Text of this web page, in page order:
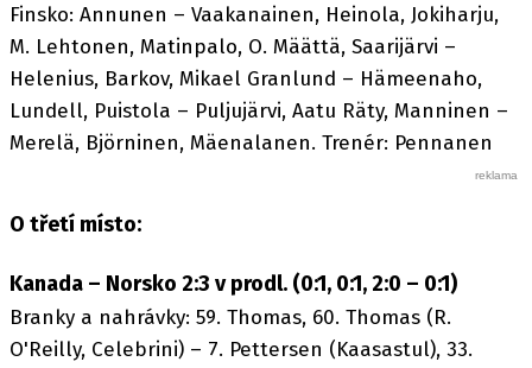
Finsko: Annunen – Vaakanainen, Heinola, Jokiharju,
M. Lehtonen, Matinpalo, O. Määttä, Saarijärvi –
Helenius, Barkov, Mikael Granlund – Hämeenaho,
Lundell, Puistola – Puljujärvi, Aatu Räty, Manninen –
Merelä, Björninen, Mäenalanen. Trenér: Pennanen
O třetí místo:
Kanada – Norsko 2:3 v prodl. (0:1, 0:1, 2:0 – 0:1)
Branky a nahrávky: 59. Thomas, 60. Thomas (R.
O'Reilly, Celebrini) – 7. Pettersen (Kaasastul), 33.